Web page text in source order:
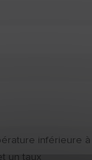
inférieure à
un taux